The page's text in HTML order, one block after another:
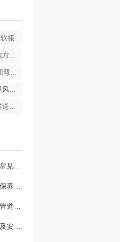
接
天圆地方风管
90度圆弯头风管
西安通风管道加工-共板法兰风管成品
西安排送风管道
西安排送风管道安装常见问题解决方案
西安排送风管道维护保养指南
如何选择西安排送风管道材质？
西安排送风管道设计及安装要点